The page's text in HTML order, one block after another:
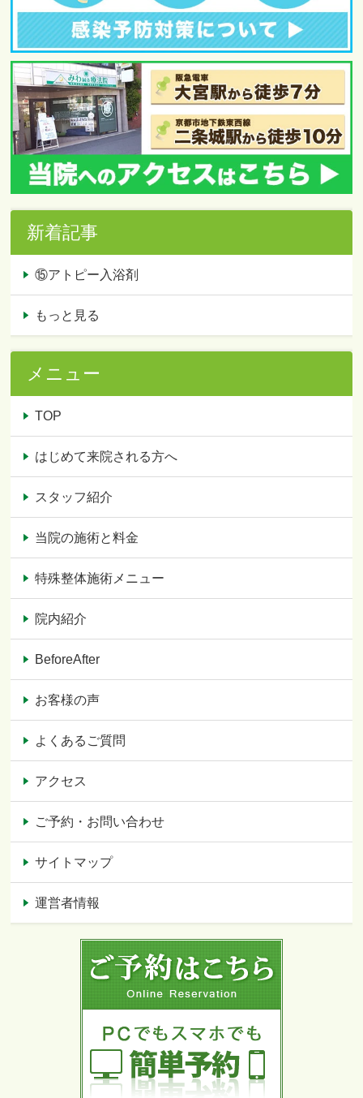
新着記事
⑮アトピー入浴剤
もっと見る
メニュー
TOP
はじめて来院される方へ
スタッフ紹介
当院の施術と料金
特殊整体施術メニュー
院内紹介
BeforeAfter
お客様の声
よくあるご質問
アクセス
ご予約・お問い合わせ
サイトマップ
運営者情報